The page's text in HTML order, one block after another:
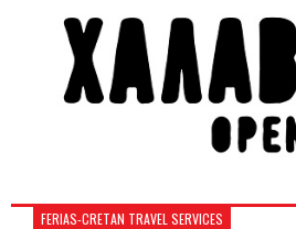
FERIAS-CRETAN TRAVEL SERVICES